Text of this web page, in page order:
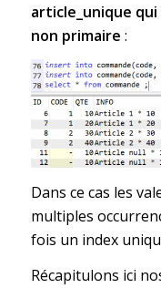
article_unique qui
non primaire :
Dans ce cas les
multiples
fois un index
Récapitulons ici